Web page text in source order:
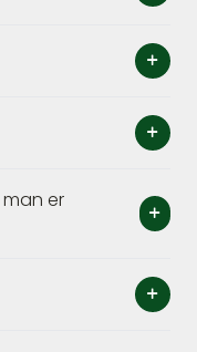
man er